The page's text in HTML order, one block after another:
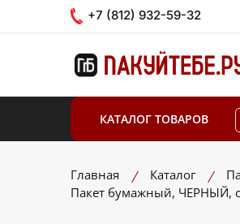
+7 (812) 932-59-32
КАТАЛОГ ТОВАРОВ
Главная Каталог
Пакет бумажный, ЧЕРНЫЙ,